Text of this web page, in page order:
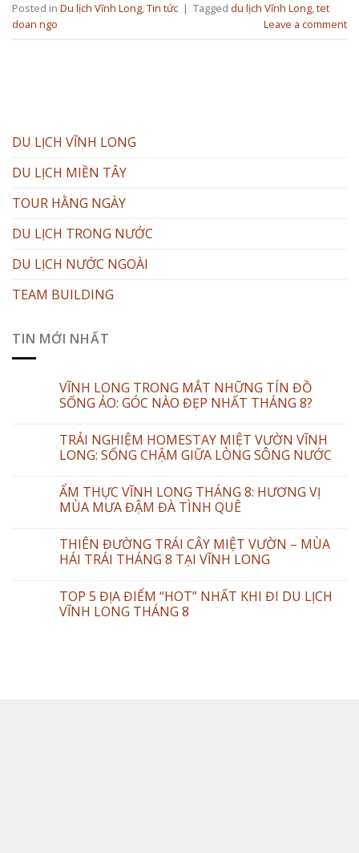
Posted in Du lịch Vĩnh Long,Tin tức | Tagged du lịch Vĩnh Long,tet
doan ngo
Leave a comment
DU LỊCH VĨNH LONG
DU LỊCH MIỀN TÂY
TOUR HẰNG NGÀY
DU LỊCH TRONG NƯỚC
DU LỊCH NƯỚC NGOÀI
TEAM BUILDING
TIN MỚI NHẤT
VĨNH LONG TRONG MẮT NHỮNG TÍN ĐỒ
SỐNG ẢO: GÓC NÀO ĐẸP NHẤT THÁNG 8?
TRẢI NGHIỆM HOMESTAY MIỆT VƯỜN VĨNH
LONG: SỐNG CHẬM GIỮA LÒNG SÔNG NƯỚC
ẨM THỰC VĨNH LONG THÁNG 8: HƯƠNG VỊ
MÙA MƯA ĐẬM ĐÀ TÌNH QUÊ
THIÊN ĐƯỜNG TRÁI CÂY MIỆT VƯỜN – MÙA
HÁI TRÁI THÁNG 8 TẠI VĨNH LONG
TOP 5 ĐỊA ĐIỂM “HOT” NHẤT KHI ĐI DU LỊCH
VĨNH LONG THÁNG 8